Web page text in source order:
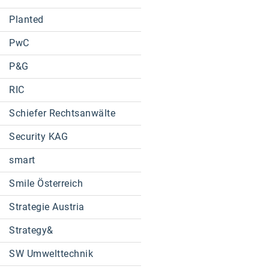
Planted
PwC
P&G
RIC
Schiefer Rechtsanwälte
Security KAG
smart
Smile Österreich
Strategie Austria
Strategy&
SW Umwelttechnik